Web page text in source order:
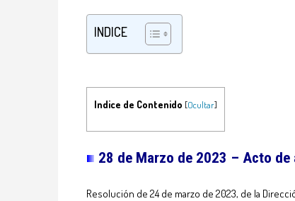
INDICE
Indice de Contenido [Ocultar]
28 de Marzo de 2023 – Acto de
Resolución de 24 de marzo de 2023, de la